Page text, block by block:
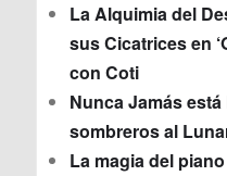
La Alquimia del
sus Cicatrices en
con Coti
Nunca Jamás
sombreros al
La magia del